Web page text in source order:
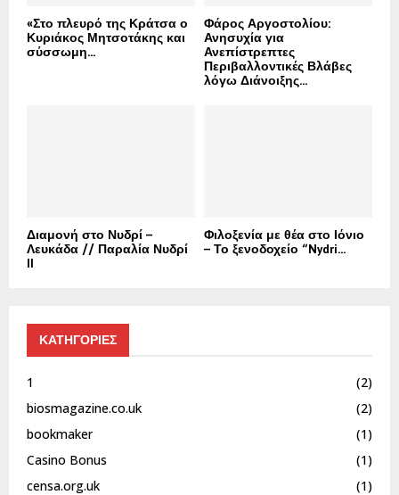
«Στο πλευρό της Κράτσα ο
Κυριάκος Μητσοτάκης και
σύσσωμη...
Φάρος Αργοστολίου:
Ανησυχία για
Ανεπίστρεπτες
Περιβαλλοντικές Βλάβες
λόγω Διάνοιξης...
Διαμονή στο Νυδρί –
Λευκάδα // Παραλία Νυδρί
II
Φιλοξενία με θέα στο Ιόνιο
– Το ξενοδοχείο “Nydri...
ΚΑΤΗΓΟΡΙΕΣ
1
(2)
biosmagazine.co.uk
(2)
bookmaker
(1)
Casino Bonus
(1)
censa.org.uk
(1)